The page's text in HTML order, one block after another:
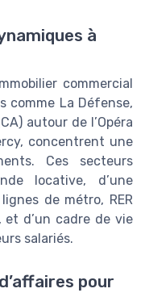
à
commercial
comme La Défense,
autour de l’Opéra
concentrent une
Ces secteurs
locative, d’une
de métro, RER
et d’un cadre de vie
salariés.
pour